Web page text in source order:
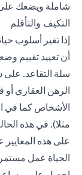
شاملة ويضعك على
التكيف والتأقلم
إذا تغير أسلوب
أن تعييد تقييم
سلة التقاعد. على
الرهن العقاري
الأشخاص كما في
مثلا). في هذه
على هذه
الحياة عمل